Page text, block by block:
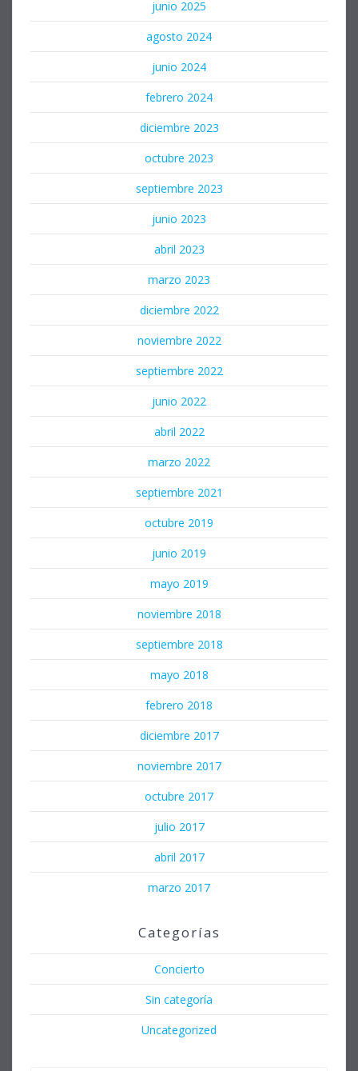
junio 2025
agosto 2024
junio 2024
febrero 2024
diciembre 2023
octubre 2023
septiembre 2023
junio 2023
abril 2023
marzo 2023
diciembre 2022
noviembre 2022
septiembre 2022
junio 2022
abril 2022
marzo 2022
septiembre 2021
octubre 2019
junio 2019
mayo 2019
noviembre 2018
septiembre 2018
mayo 2018
febrero 2018
diciembre 2017
noviembre 2017
octubre 2017
julio 2017
abril 2017
marzo 2017
Categorías
Concierto
Sin categoría
Uncategorized